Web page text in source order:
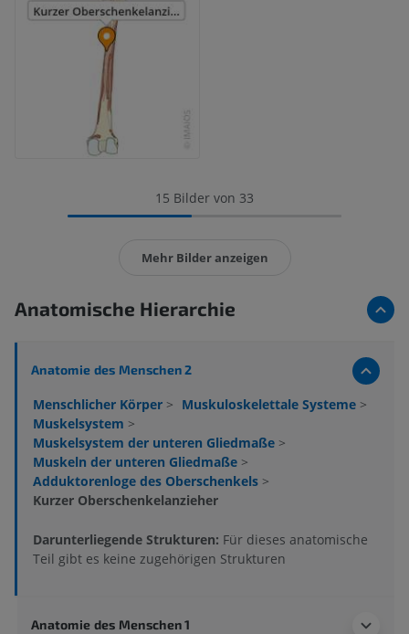
15 Bilder von 33
Mehr Bilder anzeigen
Anatomische Hierarchie
Anatomie des Menschen 2
Menschlicher Körper > Muskuloskelettale Systeme >
Muskelsystem >
Muskelsystem der unteren Gliedmaße >
Muskeln der unteren Gliedmaße >
Adduktorenloge des Oberschenkels >
Kurzer Oberschenkelanzieher
Darunterliegende Strukturen: Für dieses anatomische
Teil gibt es keine zugehörigen Strukturen
Anatomie des Menschen 1